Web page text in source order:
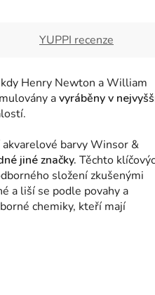
YUPPI recenze
Henry Newton a William
avyráběny v
barvy Winsor &
jiné značky. Těchto
složení zkušenými
a liší se podle povahy a
chemiky, kteří mají